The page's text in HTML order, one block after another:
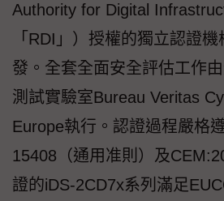
Authority for Digital
「RDI」）授權的獨立認證
發。全套全面安全評估工作
測試實驗室Bureau Veritas
Europe執行。認證過程嚴格
15408（通用准則）及
證的iDS-2CD7x系列滿足